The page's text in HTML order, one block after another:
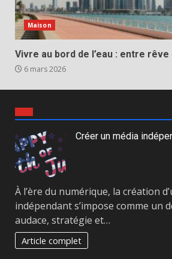
Maison
Vivre au bord de l’eau : entre
6 mars 2026
Créer un média
À l’ère du numérique, la création
indépendant s’impose comme un
audace, stratégie et…
Article complet